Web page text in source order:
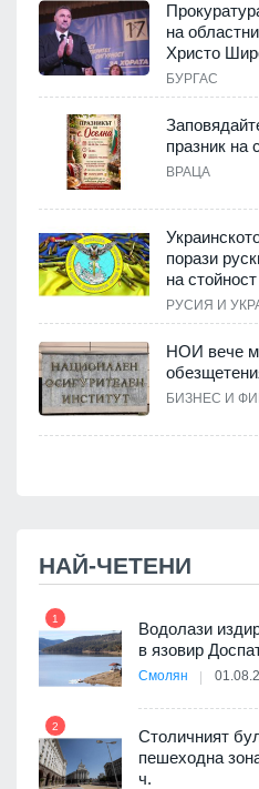
на
Христо
БУРГАС
празник на
ВРАЦА
порази
на
РУСИЯ И
НОИ вече
БИЗНЕС И
НАЙ-ЧЕТЕНИ
1
Водолази
в язовир
Смолян
2
Столичният
пешеходна
ч.